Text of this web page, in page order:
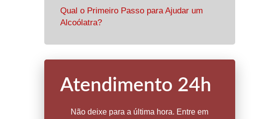
Qual o Primeiro Passo para Ajudar um
Alcoólatra?
Atendimento 24h
Não deixe para a última hora. Entre em